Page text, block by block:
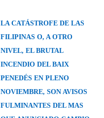
LA CATÁSTROFE DE LAS
FILIPINAS O, A OTRO
NIVEL, EL BRUTAL
INCENDIO DEL BAIX
PENEDÉS EN PLENO
NOVIEMBRE, SON AVISOS
FULMINANTES DEL MAS